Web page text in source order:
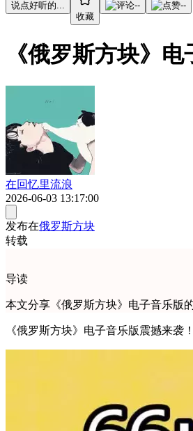
说点好听的...
收藏
-- --
《俄罗斯方块》
在回忆里流浪
2026-06-03 13:17:00
发布在俄罗斯方块
转载
导读
本文分享《俄罗斯方块》电子音乐版
《俄罗斯方块》电子音乐版震撼来袭